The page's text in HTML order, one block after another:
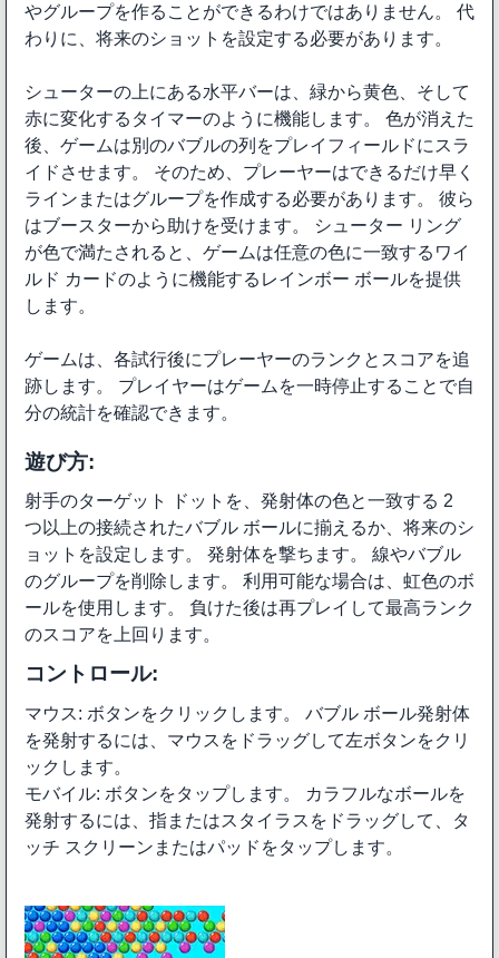
やグループを作ることができるわけではありません。 代
わりに、将来のショットを設定する必要があります。
シューターの上にある水平バーは、緑から黄色、そして
赤に変化するタイマーのように機能します。 色が消えた
後、ゲームは別のバブルの列をプレイフィールドにスラ
イドさせます。 そのため、プレーヤーはできるだけ早く
ラインまたはグループを作成する必要があります。 彼ら
はブースターから助けを受けます。 シューター リング
が色で満たされると、ゲームは任意の色に一致するワイ
ルド カードのように機能するレインボー ボールを提供
します。
ゲームは、各試行後にプレーヤーのランクとスコアを追
跡します。 プレイヤーはゲームを一時停止することで自
分の統計を確認できます。
遊び方:
射手のターゲット ドットを、発射体の色と一致する 2
つ以上の接続されたバブル ボールに揃えるか、将来のシ
ョットを設定します。 発射体を撃ちます。 線やバブル
のグループを削除します。 利用可能な場合は、虹色のボ
ールを使用します。 負けた後は再プレイして最高ランク
のスコアを上回ります。
コントロール:
マウス: ボタンをクリックします。 バブル ボール発射体
を発射するには、マウスをドラッグして左ボタンをクリ
ックします。
モバイル: ボタンをタップします。 カラフルなボールを
発射するには、指またはスタイラスをドラッグして、タ
ッチ スクリーンまたはパッドをタップします。